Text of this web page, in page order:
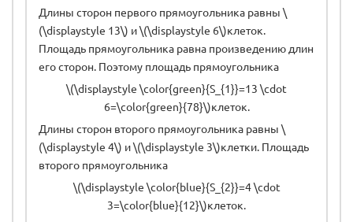
Длины сторон первого прямоугольника равны \
(\displaystyle 13\) и \(\displaystyle 6\)клеток.
Площадь прямоугольника равна произведению длин
его сторон. Поэтому площадь прямоугольника
\(\displaystyle \color{green}{S_{1}}=13 \cdot
6=\color{green}{78}\)клеток.
Длины сторон второго прямоугольника равны \
(\displaystyle 4\) и \(\displaystyle 3\)клетки. Площадь
второго прямоугольника
\(\displaystyle \color{blue}{S_{2}}=4 \cdot
3=\color{blue}{12}\)клеток.